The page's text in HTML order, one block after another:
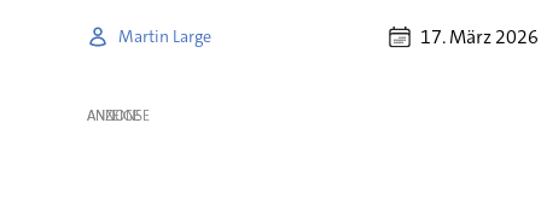
Martin Large 17. März 2026
ANZEIGE